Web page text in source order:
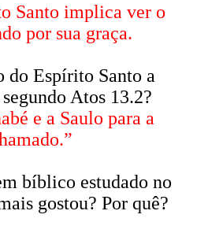
Santo implica ver o
por sua graça.
do Espírito Santo a
Atos 13.2?
e a Saulo para a
bíblico estudado no
gostou? Por quê?